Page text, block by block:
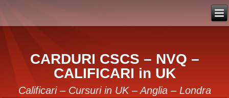
CARDURI CSCS – NVQ –
CALIFICARI in UK
Calificari – Cursuri in UK – Anglia – Londra